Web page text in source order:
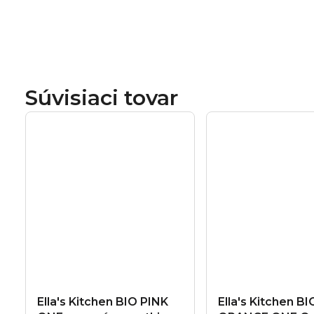
Súvisiaci tovar
Ella's Kitchen BIO PINK
Ella's Kitchen